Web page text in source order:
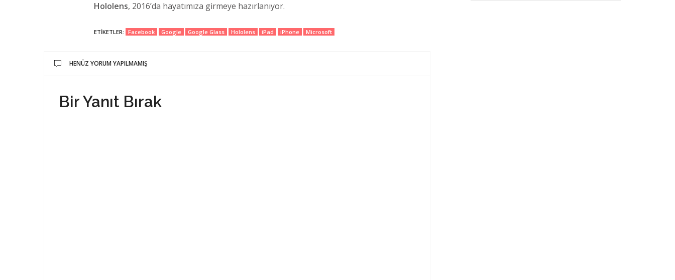
Hololens, 2016’da hayatımıza girmeye hazırlanıyor.
ETIKETLER: Facebook Google Google Glass Hololens iPad iPhone Microsoft
HENÜZ YORUM YAPILMAMIŞ
Bir Yanıt Bırak